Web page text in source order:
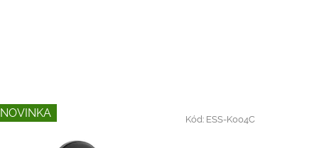
NOVINKA Kód: ESS-K004C